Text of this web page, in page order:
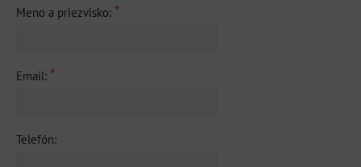
Meno a priezvisko: *
Email: *
Telefón: